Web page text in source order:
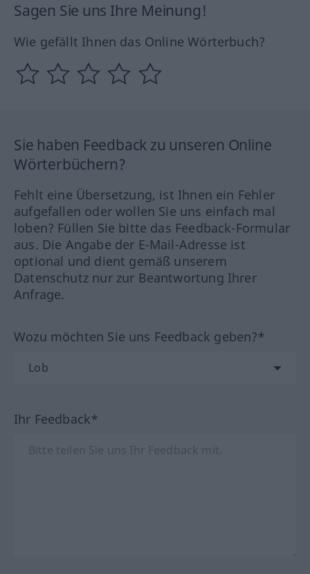
Sagen Sie uns Ihre Meinung!
Wie gefällt Ihnen das Online Wörterbuch?
Sie haben Feedback zu unseren Online
Wörterbüchern?
Fehlt eine Übersetzung, ist Ihnen ein Fehler
aufgefallen oder wollen Sie uns einfach mal
loben? Füllen Sie bitte das Feedback-Formular
aus. Die Angabe der E-Mail-Adresse ist
optional und dient gemäß unserem
Datenschutz nur zur Beantwortung Ihrer
Anfrage.
Wozu möchten Sie uns Feedback geben?*
Ihr Feedback*